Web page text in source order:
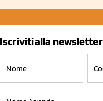
Iscriviti alla newsletter